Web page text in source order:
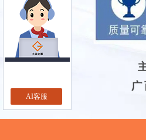
AI客服